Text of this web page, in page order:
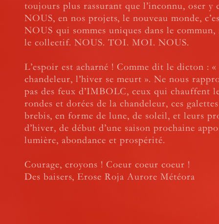
toujours plus rassurant que l’inconnu, oser y
NOUS, en nos projets, le nouveau monde,
NOUS qui sommes uniques dans le
le collectif. NOUS. TOI. MOI. NOUS.
L’espoir est acharné ! Comme dit le dicton :
chandeleur, l’hiver se meurt ». Ne nous
pas des feux d’IMBOLC, ceux qui chauffent
rondes et dorées de la chandeleur, ces
brebis, en forme de lune, de soleil, et leurs
d’hiver, de début d’une saison prochaine
lumière, abondance et prospérité.
Courage, croyons ! Coeur coeur coeur !
Des baisers, Erose Roja Aurore Météora